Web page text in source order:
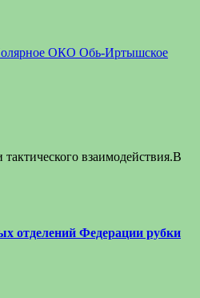
ОКО Обь-Иртышское
взаимодействия.В
отделений Федерации рубки